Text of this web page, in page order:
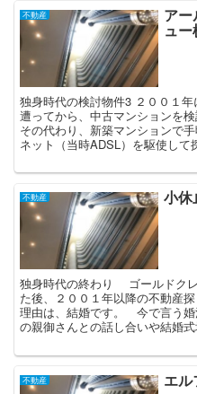
不動産 ア
ュ
独身時代の検討物件3 ２００１
遭ってから、中古マンションを
その代わり、新築マンションで
ネット（当時ADSL）を駆使して
不動産 小休
独身時代の終わり ゴールドク
た後、２００１年以降の不動産
理由は、結婚です。 今で言う
の親御さんとの話し合いや結婚
不動産 エ